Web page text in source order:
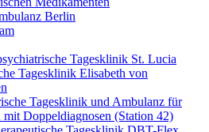
Berlin
Tagesklinik St. Lucia
Tagesklinik Elisabeth von
Tagesklinik und Ambulanz für
mit Doppeldiagnosen (Station 42)